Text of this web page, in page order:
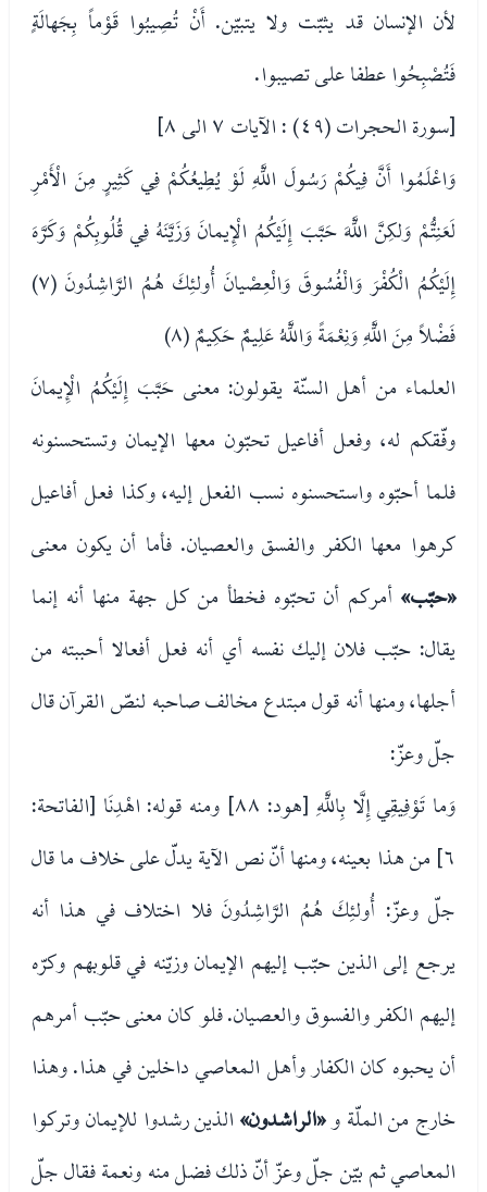
لأن الإنسان قد يثبّت ولا يتبيّن. أَنْ تُصِيبُوا قَوْماً بِجَهالَةٍ
فَتُصْبِحُوا عطفا على تصيبوا.
[سورة الحجرات (٤٩) : الآيات ٧ الى ٨]
وَاعْلَمُوا أَنَّ فِيكُمْ رَسُولَ اللَّهِ لَوْ يُطِيعُكُمْ فِي كَثِيرٍ مِنَ الْأَمْرِ
لَعَنِتُّمْ وَلكِنَّ اللَّهَ حَبَّبَ إِلَيْكُمُ الْإِيمانَ وَزَيَّنَهُ فِي قُلُوبِكُمْ وَكَرَّهَ
إِلَيْكُمُ الْكُفْرَ وَالْفُسُوقَ وَالْعِصْيانَ أُولئِكَ هُمُ الرَّاشِدُونَ (٧)
فَضْلاً مِنَ اللَّهِ وَنِعْمَةً وَاللَّهُ عَلِيمٌ حَكِيمٌ (٨)
العلماء من أهل السنّة يقولون: معنى حَبَّبَ إِلَيْكُمُ الْإِيمانَ
وفّقكم له، وفعل أفاعيل تحبّون معها الإيمان وتستحسنونه
فلما أحبّوه واستحسنوه نسب الفعل إليه، وكذا فعل أفاعيل
كرهوا معها الكفر والفسق والعصيان. فأما أن يكون معنى
«حبّب» أمركم أن تحبّوه فخطأ من كل جهة منها أنه إنما
يقال: حبّب فلان إليك نفسه أي أنه فعل أفعالا أحببته من
أجلها، ومنها أنه قول مبتدع مخالف صاحبه لنصّ القرآن قال
جلّ وعزّ:
وَما تَوْفِيقِي إِلَّا بِاللَّهِ [هود: ٨٨] ومنه قوله: اهْدِنَا [الفاتحة:
٦] من هذا بعينه، ومنها أنّ نص الآية يدلّ على خلاف ما قال
جلّ وعزّ: أُولئِكَ هُمُ الرَّاشِدُونَ فلا اختلاف في هذا أنه
يرجع إلى الذين حبّب إليهم الإيمان وزيّنه في قلوبهم وكرّه
إليهم الكفر والفسوق والعصيان. فلو كان معنى حبّب أمرهم
أن يحبوه كان الكفار وأهل المعاصي داخلين في هذا. وهذا
خارج من الملّة و«الراشدون»الذين رشدوا للإيمان وتركوا
المعاصي ثم بيّن جلّ وعزّ أنّ ذلك فضل منه ونعمة فقال جلّ